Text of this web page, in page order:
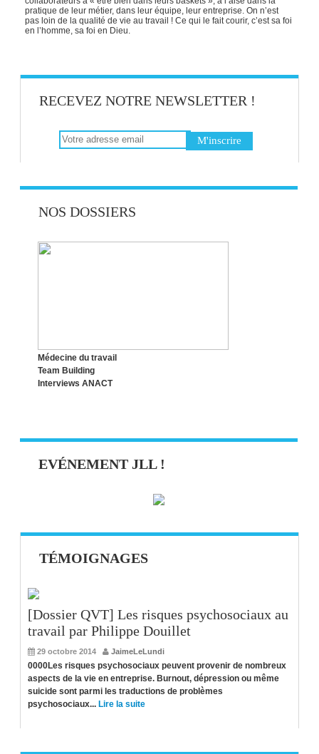
pratique de leur métier, dans leur équipe, leur entreprise. On n’est
pas loin de la qualité de vie au travail ! Ce qui le fait courir, c’est sa foi
en l’homme, sa foi en Dieu.
RECEVEZ NOTRE NEWSLETTER !
NOS DOSSIERS
Médecine du travail
Team Building
Interviews ANACT
EVÉNEMENT JLL !
TÉMOIGNAGES
[Dossier QVT] Les risques psychosociaux au
travail par Philippe Douillet
29 octobre 2014 JaimeLeLundi
0000Les risques psychosociaux peuvent provenir de nombreux
aspects de la vie en entreprise. Burnout, dépression ou même
suicide sont parmi les traductions de problèmes
psychosociaux... Lire la suite